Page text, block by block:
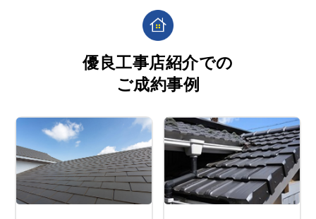
優良工事店紹介での
ご成約事例